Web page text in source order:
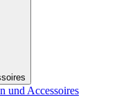
und Accessoires